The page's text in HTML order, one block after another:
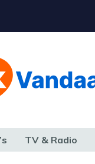
TV & Radio